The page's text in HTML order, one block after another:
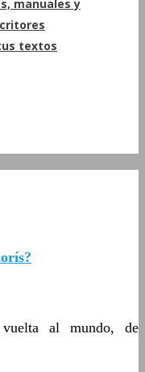
manuales y
textos
al mundo, de